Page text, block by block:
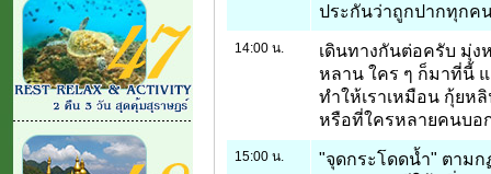
ประกันว่าถูกปากทุกค
14:00 น.
เดินทางกันต่อครับ มุ่ง
หลาน ใคร ๆ ก็มาที่นี้ แ
ทำให้เราเหมือน กุ้ยห
หรือที่ใครหลายคนบอ
15:00 น.
"จุดกระโดดน้ำ" ตามก